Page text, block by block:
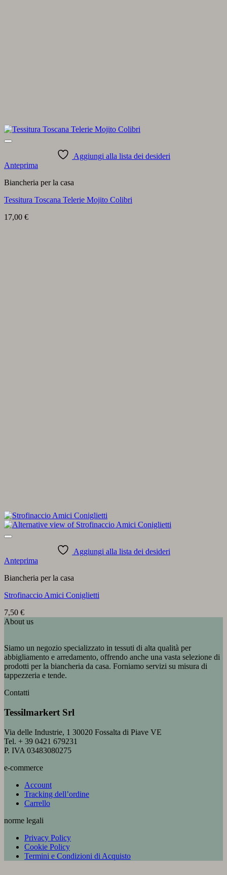
Aggiungi alla lista dei desideri
Anteprima
Biancheria per la casa
Tessitura Toscana Telerie Mojito Colibri
17,00 €
Aggiungi alla lista dei desideri
Anteprima
Biancheria per la casa
Strofinaccio Amici Coniglietti
7,50 €
About us
Siamo un negozio specializzato in tessuti di alta qualità per
abbigliamento e arredamento, offrendo anche una vasta selezione di
prodotti per la biancheria da casa. Forniamo servizi su misura di
tappezzeria e tende.
Contatti
Tessilmarkert Srl
Via delle Industrie, 1 30020 Fossalta di Piave VE
Tel. + 39 0421 679231
P. IVA 03483080275
e-commerce
Account
Tracking dell’ordine
Carrello
norme legali
Privacy Policy
Cookie Policy
Termini e Condizioni di Acquisto